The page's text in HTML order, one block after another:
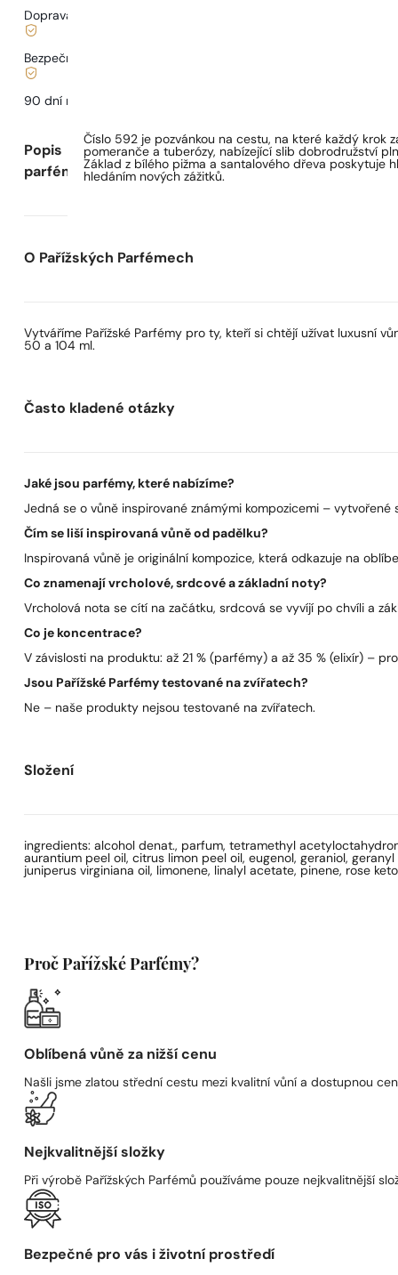
Doprava od
Bezpečné nakupování a platby
90 dní na
Popis
parfému
Číslo 592 je pozvánkou na cestu, na které každý krok
pomeranče a tuberózy, nabízející slib dobrodružství
Základ z bílého pižma a santalového dřeva poskytuje
hledáním nových zážitků.
O Pařížských Parfémech
Vytváříme Pařížské Parfémy pro ty, kteří si chtějí užívat luxusní
50 a 104 ml.
Často kladené otázky
Jaké jsou parfémy, které nabízíme?
Jedná se o vůně inspirované známými kompozicemi –
Čím se liší inspirovaná vůně od padělku?
Inspirovaná vůně je originální kompozice, která odkazuje na
Co znamenají vrcholové, srdcové a základní noty?
Vrcholová nota se cítí na začátku, srdcová se vyvíjí po chvíli a
Co je koncentrace?
V závislosti na produktu: až 21 % (parfémy) a až 35 % (elixír) –
Jsou Pařížské Parfémy testované na zvířatech?
Ne – naše produkty nejsou testované na zvířatech.
Složení
ingredients: alcohol denat., parfum, tetramethyl
aurantium peel oil, citrus limon peel oil, eugenol, geraniol,
juniperus virginiana oil, limonene, linalyl acetate, pinene, rose
Proč Pařížské Parfémy?
Oblíbená vůně za nižší cenu
Našli jsme zlatou střední cestu mezi kvalitní vůní a dostupnou
Nejkvalitnější složky
Při výrobě Pařížských Parfémů používáme pouze nejkvalitnější
Bezpečné pro vás i životní prostředí